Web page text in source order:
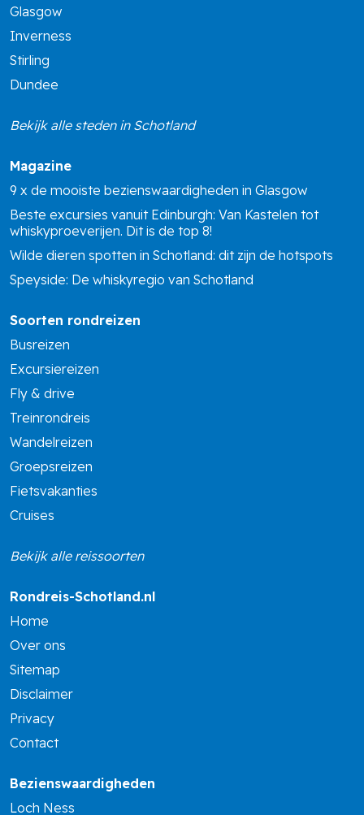
Glasgow
Inverness
Stirling
Dundee
Bekijk alle steden in Schotland
Magazine
9 x de mooiste bezienswaardigheden in Glasgow
Beste excursies vanuit Edinburgh: Van Kastelen tot
whiskyproeverijen. Dit is de top 8!
Wilde dieren spotten in Schotland: dit zijn de hotspots
Speyside: De whiskyregio van Schotland
Soorten rondreizen
Busreizen
Excursiereizen
Fly & drive
Treinrondreis
Wandelreizen
Groepsreizen
Fietsvakanties
Cruises
Bekijk alle reissoorten
Rondreis-Schotland.nl
Home
Over ons
Sitemap
Disclaimer
Privacy
Contact
Bezienswaardigheden
Loch Ness